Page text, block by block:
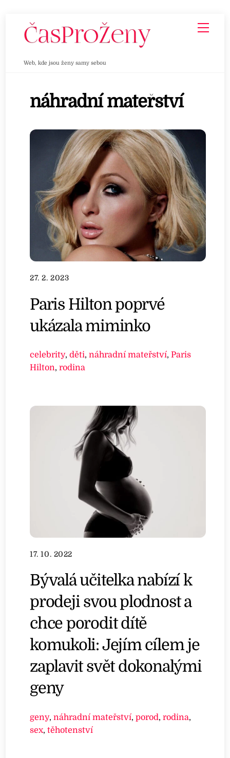
Web, kde jsou ženy samy sebou
náhradní mateřství
27. 2. 2023
Paris Hilton poprvé
ukázala miminko
celebrity,děti,náhradní mateřství,Paris
Hilton,rodina
17. 10. 2022
Bývalá učitelka nabízí k
prodeji svou plodnost a
chce porodit dítě
komukoli: Jejím cílem je
zaplavit svět dokonalými
geny
geny,náhradní mateřství,porod,rodina,
sex,těhotenství